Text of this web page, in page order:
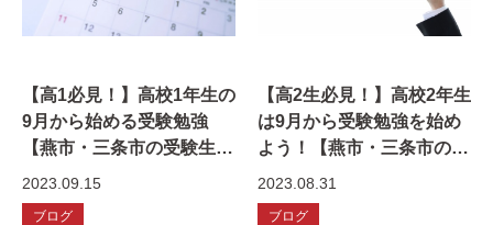
【高1必見！】高校1年生の
9月から始める受験勉強
【燕市・三条市の受験生
へ】
2023.09.15
ブログ
【高2生必見！】高校2年生
は9月から受験勉強を始め
よう！【燕市・三条市の受
験生へ】
2023.08.31
ブログ